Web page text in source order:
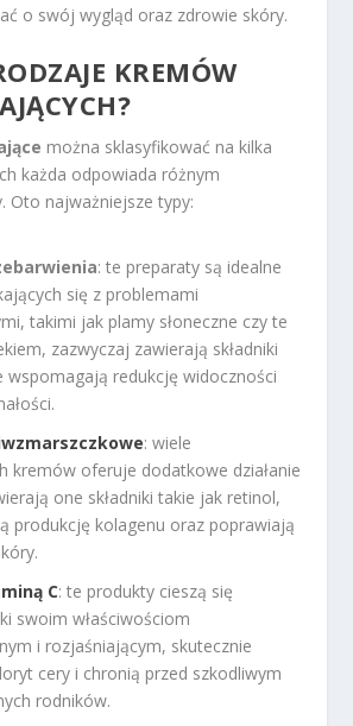
o swój wygląd oraz zdrowie skóry.
KREMÓW
można sklasyfikować na kilka
każda odpowiada różnym
Oto najważniejsze typy:
: te preparaty są idealne
się z problemami
takimi jak plamy słoneczne czy te
zazwyczaj zawierają składniki
wspomagają redukcję widoczności
: wiele
kremów oferuje dodatkowe działanie
one składniki takie jak retinol,
produkcję kolagenu oraz poprawiają
C: te produkty cieszą się
swoim właściwościom
i rozjaśniającym, skutecznie
cery i chronią przed szkodliwym
rodników.